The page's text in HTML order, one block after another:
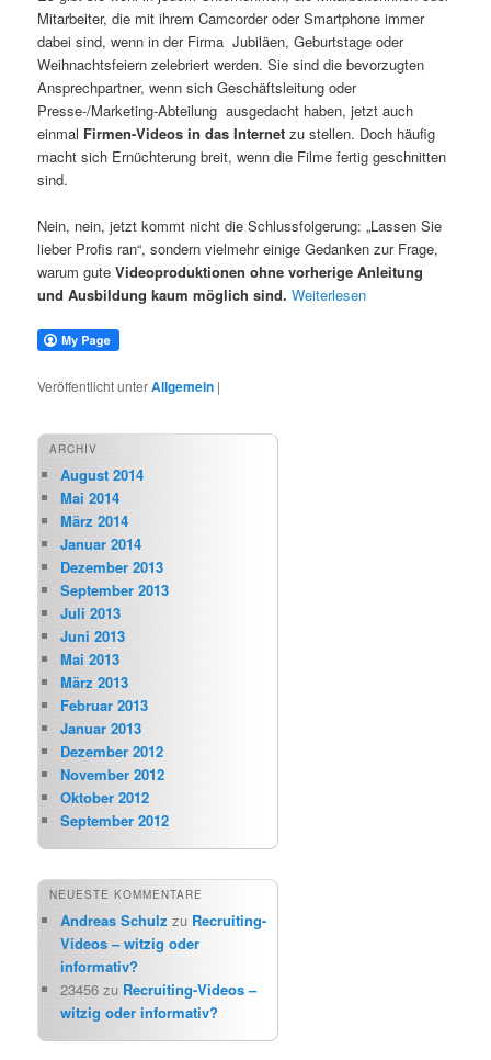
Mitarbeiter, die mit ihrem Camcorder oder Smartphone immer
dabei sind, wenn in der Firma Jubiläen, Geburtstage oder
Weihnachtsfeiern zelebriert werden. Sie sind die bevorzugten
Ansprechpartner, wenn sich Geschäftsleitung oder
Presse-/Marketing-Abteilung ausgedacht haben, jetzt auch
einmal Firmen-Videos in das Internet zu stellen. Doch häufig
macht sich Ernüchterung breit, wenn die Filme fertig geschnitten
sind.
Nein, nein, jetzt kommt nicht die Schlussfolgerung: „Lassen Sie
lieber Profis ran“, sondern vielmehr einige Gedanken zur Frage,
warum guteVideoproduktionen ohne vorherige Anleitung
und Ausbildung kaum möglich sind. Weiterlesen
Veröffentlicht unterAllgemein |
ARCHIV
August 2014
Mai 2014
März 2014
Januar 2014
Dezember 2013
September 2013
Juli 2013
Juni 2013
Mai 2013
März 2013
Februar 2013
Januar 2013
Dezember 2012
November 2012
Oktober 2012
September 2012
NEUESTE KOMMENTARE
Andreas Schulz zu Recruiting-
Videos – witzig oder
informativ?
23456 zu Recruiting-Videos –
witzig oder informativ?